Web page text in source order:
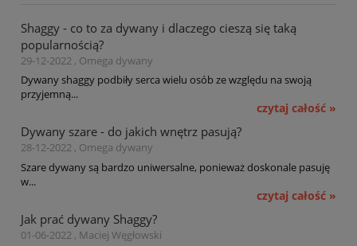
Shaggy - co to za dywany i dlaczego cieszą się taką
popularnością?
29-12-2022 , Omega dywany
Dywany shaggy podbiły serca wielu osób ze względu na swoją
przyjemną...
czytaj całość »
Dywany szare - do jakich wnętrz pasują?
28-12-2022 , Omega dywany
Szare dywany są bardzo uniwersalne, ponieważ doskonale pasuję
w...
czytaj całość »
Jak prać dywany Shaggy?
01-06-2022 , Maciej Węgłowski